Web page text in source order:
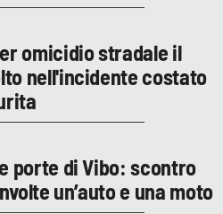
omicidio stradale il
nell'incidente costato
porte di Vibo: scontro
un’auto e una moto